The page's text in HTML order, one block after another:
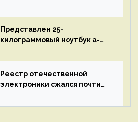
представят 18 апреля
Представлен 25-
килограммовый ноутбук a-
до 3 Тбайт DDR5 и шесть
дисплеев
Реестр отечественной
электроники сжался почти